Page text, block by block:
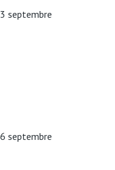
septembre
septembre